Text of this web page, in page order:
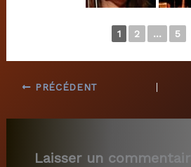
1 2 ... 5
PRÉCÉDENT
Laisser un commentaire